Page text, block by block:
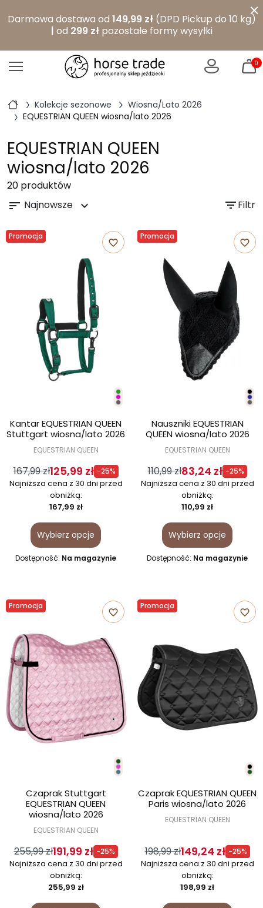
Darmowa dostawa od 149,99 zł(DPD Pickup do 10 kg)
| od 299 złpozostałe formy wysyłki
×
0
Kolekcje sezonowe
Wiosna/Lato 2026
EQUESTRIAN QUEEN wiosna/lato 2026
EQUESTRIAN QUEEN
wiosna/lato 2026
20 produktów
sort Najnowsze expand_more filter_listFiltr
Promocja
favorite_border
Kantar EQUESTRIAN QUEEN
Stuttgart wiosna/lato 2026
EQUESTRIAN QUEEN
167,99 zł125,99 zł -25%
Najniższa cena z 30 dni przed
obniżką:
167,99 zł
Wybierz opcje
Dostępność: Na magazynie
Promocja
favorite_border
Nauszniki EQUESTRIAN
QUEEN wiosna/lato 2026
EQUESTRIAN QUEEN
110,99 zł83,24 zł -25%
Najniższa cena z 30 dni przed
obniżką:
110,99 zł
Wybierz opcje
Dostępność: Na magazynie
Promocja
favorite_border
Czaprak Stuttgart
EQUESTRIAN QUEEN
wiosna/lato 2026
EQUESTRIAN QUEEN
255,99 zł191,99 zł -25%
Najniższa cena z 30 dni przed
obniżką:
255,99 zł
Promocja
favorite_border
Czaprak EQUESTRIAN QUEEN
Paris wiosna/lato 2026
EQUESTRIAN QUEEN
198,99 zł149,24 zł -25%
Najniższa cena z 30 dni przed
obniżką:
198,99 zł